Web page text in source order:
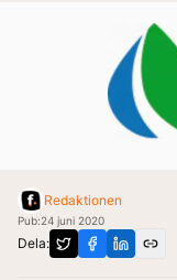
Redaktionen
Pub:24 juni 2020
Dela: